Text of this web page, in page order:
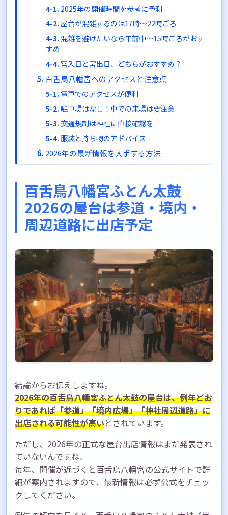
2025年の開催時間を参考に予測
屋台が混雑するのは17時～22時ごろ
混雑を避けたいなら午前中～15時ごろがおす
すめ
宮入日と宮出日、どちらがおすすめ？
百舌鳥八幡宮へのアクセスと注意点
電車でのアクセスが便利
駐車場はなし！車での来場は要注意
交通規制は神社に直接確認を
服装と持ち物のアドバイス
2026年の最新情報を入手する方法
百舌鳥八幡宮公式サイトをチェック
堺市や観光協会の情報もチェック
SNSで現地の雰囲気をチェック
百舌鳥八幡宮ふとん太鼓2026の屋台情報まと
め
百舌鳥八幡宮ふとん太鼓
2026の屋台は参道・境内・
周辺道路に出店予定
結論からお伝えしますね。
2026年の百舌鳥八幡宮ふとん太鼓の屋台は、例年どお
りであれば「参道」「境内広場」「神社周辺道路」に
出店される可能性が高いとされています。
ただし、2026年の正式な屋台出店情報はまだ発表され
ていないんですね。
毎年、開催が近づくと百舌鳥八幡宮の公式サイトで詳
細が案内されますので、最新情報は必ず公式をチェッ
クしてください。